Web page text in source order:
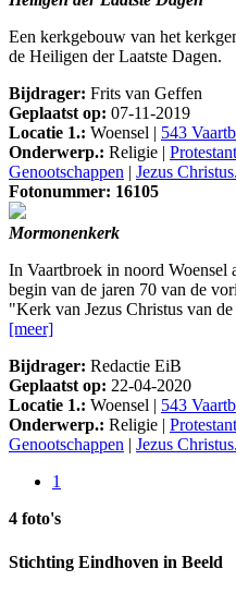
Een kerkgebouw van het
de Heiligen der Laatste Dagen.
Bijdrager: Frits van Geffen
Geplaatst op: 07-11-2019
Locatie 1.: Woensel | 543
Onderwerp.: Religie |
Genootschappen | Jezus
Fotonummer: 16105
Mormonenkerk
In Vaartbroek in noord Woensel
begin van de jaren 70 van de
"Kerk van Jezus Christus van
[meer]
Bijdrager: Redactie EiB
Geplaatst op: 22-04-2020
Locatie 1.: Woensel | 543
Onderwerp.: Religie |
Genootschappen | Jezus
1
4 foto's
Stichting Eindhoven in Beeld